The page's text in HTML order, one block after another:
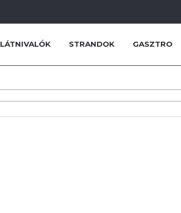
LÁTNIVALÓK STRANDOK GASZTRO